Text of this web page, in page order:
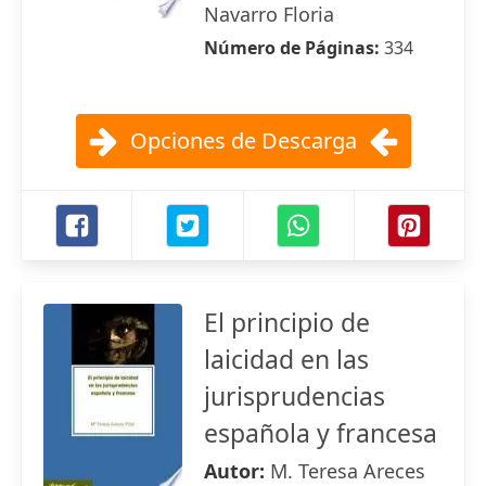
Navarro Floria
Número de Páginas: 334
Opciones de Descarga
El principio de
laicidad en las
jurisprudencias
española y francesa
Autor: M. Teresa Areces